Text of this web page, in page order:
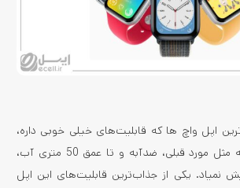
اپل واچ ها که قابلیت‌های خیلی خوبی داره،
اپل واچ SE هست که مثل مورد قبلی، ضدآبه و تا عمق 50 متری آب،
نمیاد. یکی از جذاب‌ترین قابلیت‌های این اپل